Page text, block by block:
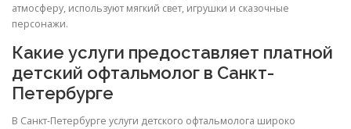
атмосферу, используют мягкий свет, игрушки и сказочные
персонажи.
Какие услуги предоставляет платной
детский офтальмолог в Санкт-
Петербурге
В Санкт-Петербурге услуги детского офтальмолога широко